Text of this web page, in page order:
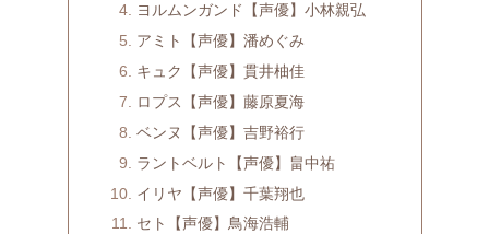
ヨルムンガンド【声優】小林親弘
アミト【声優】潘めぐみ
キュク【声優】貫井柚佳
ロプス【声優】藤原夏海
ベンヌ【声優】吉野裕行
ラントベルト【声優】畠中祐
イリヤ【声優】千葉翔也
セト【声優】鳥海浩輔